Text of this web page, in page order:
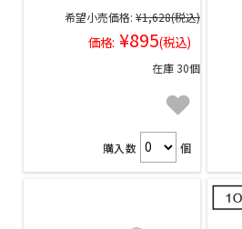
希望小売価格: ¥1,628(税込)
価格: ¥895(税込)
在庫 30個
購入数 個